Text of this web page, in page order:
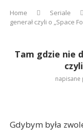
Home Seriale
generał czyli o „Space
Tam gdzie nie
napisane
Gdybym była